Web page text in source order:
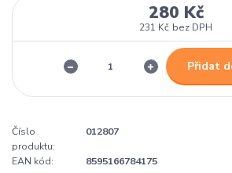
280 Kč
231 Kč bez DPH
Přidat
Číslo
produktu:
012807
EAN kód: 8595166784175